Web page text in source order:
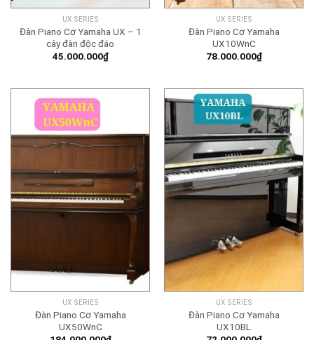
UX SERIES
Đàn Piano Cơ Yamaha UX – 1
cây đàn độc đáo
45.000.000₫
UX SERIES
Đàn Piano Cơ Yamaha
UX10WnC
78.000.000₫
UX SERIES
Đàn Piano Cơ Yamaha
UX50WnC
UX SERIES
Đàn Piano Cơ Yamaha
UX10BL